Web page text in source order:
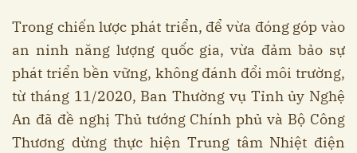
Trong chiến lược phát triển, để vừa đóng góp vào
an ninh năng lượng quốc gia, vừa đảm bảo sự
phát triển bền vững, không đánh đổi môi trường,
từ tháng 11/2020, Ban Thường vụ Tỉnh ủy Nghệ
An đã đề nghị Thủ tướng Chính phủ và Bộ Công
Thương dừng thực hiện Trung tâm Nhiệt điện